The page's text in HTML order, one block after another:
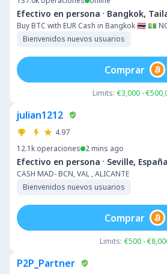
Efectivo en persona · Bangkok,
Buy BTC with EUR Cash in Bangkok 🇹🇭 💵
Bienvenidos nuevos usuarios
Limits: €3,000 -
Comprar
julian1212
4.97
12.1k operaciones 2 mins ago
Efectivo en persona · Seville, España
CASH MAD- BCN, VAL , ALICANTE
Bienvenidos nuevos usuarios
Limits: €500 -
Comprar
P2P_Partner